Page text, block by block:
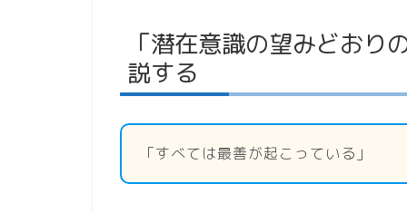
「潜在意識の望みどおり
説する
「すべては最善が起こっている」